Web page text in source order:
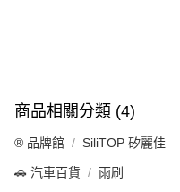
商品相關分類 (4)
®️ 品牌館 SiliTOP 矽麗佳
🚗 汽車百貨 雨刷